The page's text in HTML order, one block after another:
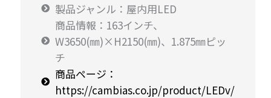
製品ジャンル：屋内用LED
商品情報：163インチ、
W3650(㎜)×H2150(㎜)、1.875㎜ピッ
チ
商品ページ：
https://cambias.co.jp/product/LEDv/